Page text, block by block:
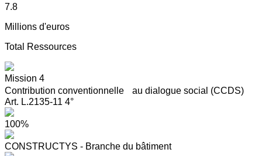
7.8
Millions d'euros
Total Ressources
Mission 4
Contribution conventionnelle au dialogue social (CCDS)
Art. L.2135-11 4°
100%
CONSTRUCTYS - Branche du bâtiment